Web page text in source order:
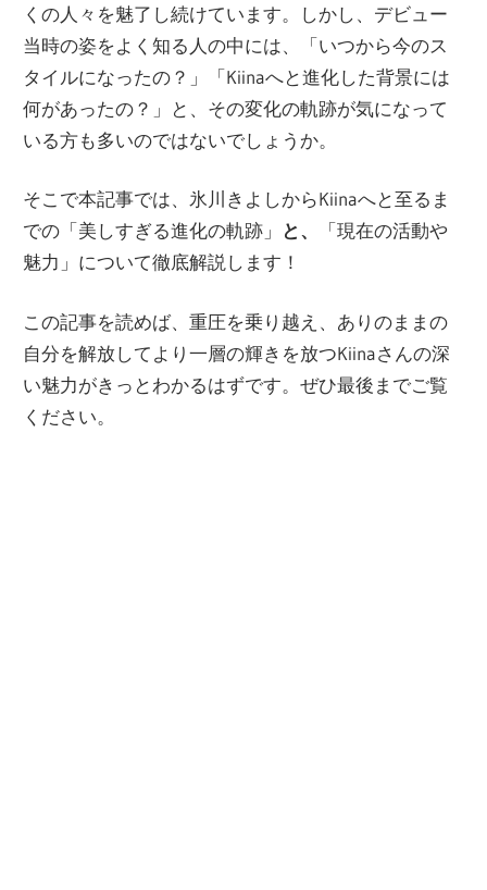
くの人々を魅了し続けています。しかし、デビュー
当時の姿をよく知る人の中には、「いつから今のス
タイルになったの？」「Kiinaへと進化した背景には
何があったの？」と、その変化の軌跡が気になって
いる方も多いのではないでしょうか。
そこで本記事では、氷川きよしからKiinaへと至るま
での「美しすぎる進化の軌跡」
と、
「現在の活動や
魅力」について徹底解説します！
この記事を読めば、重圧を乗り越え、ありのままの
自分を解放してより一層の輝きを放つKiinaさんの深
い魅力がきっとわかるはずです。ぜひ最後までご覧
ください。